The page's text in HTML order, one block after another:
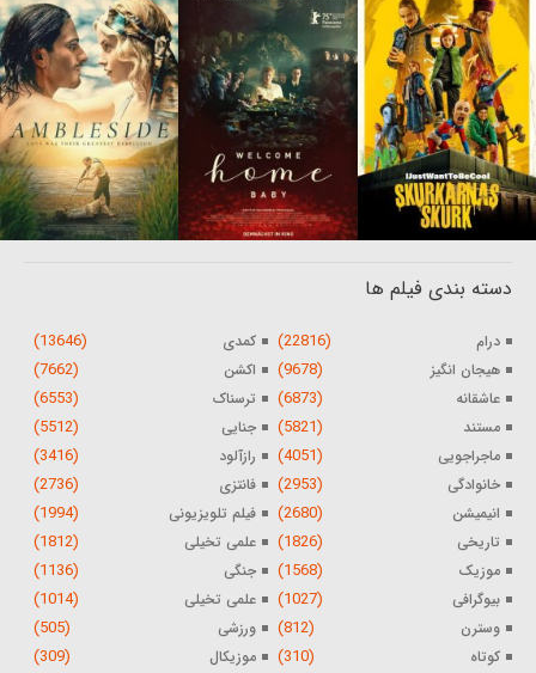
دسته بندی فیلم ها
درام (22816) کمدی (13646)
هیجان انگیز (9678) اکشن (7662)
عاشقانه (6873) ترسناک (6553)
مستند (5821) جنایی (5512)
ماجراجویی (4051) رازآلود (3416)
خانوادگی (2953) فانتزی (2736)
انیمیشن (2680) فیلم تلویزیونی (1994)
تاریخی (1826) علمی تخیلی (1812)
موزیک (1568) جنگی (1136)
بیوگرافی (1027) علمی تخیلی (1014)
وسترن (812) ورزشی (505)
کوتاه (310) موزیکال (309)